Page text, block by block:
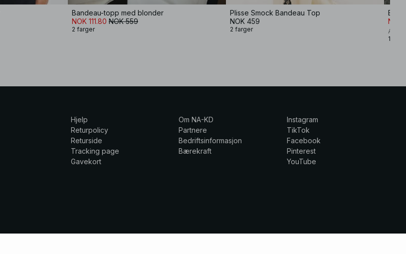
Bandeau-topp med blonder
NOK 111.80 NOK 559
2 farger
Plisse Smock Bandeau Top
NOK 459
2 farger
NOK
Amy
1
Hjelp
Returpolicy
Returside
Tracking page
Gavekort
Om NA-KD
Partnere
Bedriftsinformasjon
Bærekraft
Instagram
TikTok
Facebook
Pinterest
YouTube